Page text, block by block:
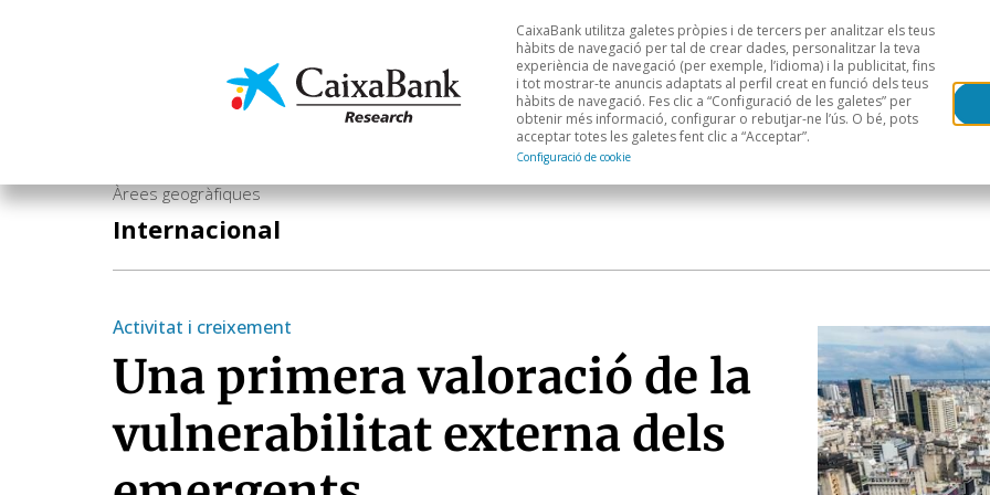
Economia i mercats Anàlisi sectorial Àrees geogràfiques
CaixaBank utilitza galetes pròpies i de tercers per analitzar els teus
hàbits de navegació per tal de crear dades, personalitzar la teva
experiència de navegació (per exemple, l’idioma) i la publicitat, fins
i tot mostrar-te anuncis adaptats al perfil creat en funció dels teus
hàbits de navegació. Fes clic a “Configuració de les galetes” per
obtenir més informació, configurar o rebutjar-ne l’ús. O bé, pots
acceptar totes les galetes fent clic a “Acceptar”.
Configuració de cookie
Àrees geogràfiques
Internacional
Activitat i creixement
Una primera valoració de la
vulnerabilitat externa dels